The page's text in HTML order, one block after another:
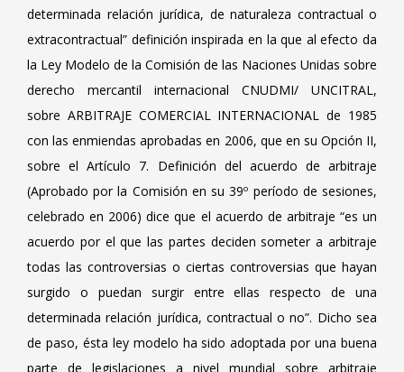
determinada relación jurídica, de naturaleza contractual o
extracontractual” definición inspirada en la que al efecto da
la Ley Modelo de la Comisión de las Naciones Unidas sobre
derecho mercantil internacional CNUDMI/ UNCITRAL,
sobre ARBITRAJE COMERCIAL INTERNACIONAL de 1985
con las enmiendas aprobadas en 2006, que en su Opción II,
sobre el Artículo 7. Definición del acuerdo de arbitraje
(Aprobado por la Comisión en su 39º período de sesiones,
celebrado en 2006) dice que el acuerdo de arbitraje “es un
acuerdo por el que las partes deciden someter a arbitraje
todas las controversias o ciertas controversias que hayan
surgido o puedan surgir entre ellas respecto de una
determinada relación jurídica, contractual o no”. Dicho sea
de paso, ésta ley modelo ha sido adoptada por una buena
parte de legislaciones a nivel mundial sobre arbitraje